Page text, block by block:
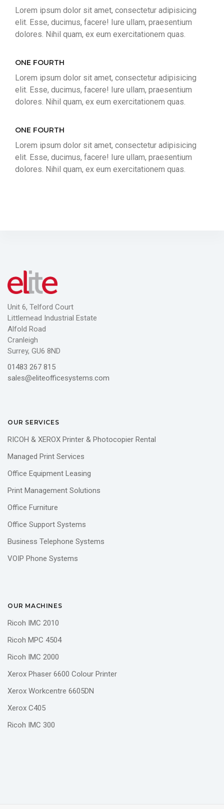
Lorem ipsum dolor sit amet, consectetur adipisicing
elit. Esse, ducimus, facere! Iure ullam, praesentium
dolores. Nihil quam, ex eum exercitationem quas.
ONE FOURTH
Lorem ipsum dolor sit amet, consectetur adipisicing
elit. Esse, ducimus, facere! Iure ullam, praesentium
dolores. Nihil quam, ex eum exercitationem quas.
ONE FOURTH
Lorem ipsum dolor sit amet, consectetur adipisicing
elit. Esse, ducimus, facere! Iure ullam, praesentium
dolores. Nihil quam, ex eum exercitationem quas.
Unit 6, Telford Court
Littlemead Industrial Estate
Alfold Road
Cranleigh
Surrey, GU6 8ND
01483 267 815
sales@eliteofficesystems.com
OUR SERVICES
RICOH & XEROX Printer & Photocopier Rental
Managed Print Services
Office Equipment Leasing
Print Management Solutions
Office Furniture
Office Support Systems
Business Telephone Systems
VOIP Phone Systems
OUR MACHINES
Ricoh IMC 2010
Ricoh MPC 4504
Ricoh IMC 2000
Xerox Phaser 6600 Colour Printer
Xerox Workcentre 6605DN
Xerox C405
Ricoh IMC 300